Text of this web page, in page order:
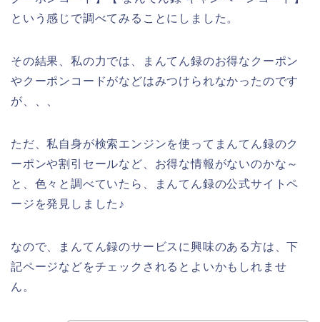
という感じで調べてみることにしました。
その結果、私の力では、まんてん録のお得なクーポン
やクーポンコードがなどはみつけられなかったのです
が、、、
ただ、私自身が検索エンジンを使ってまんてん録のク
ーポンや割引セールなど、お得な情報がないのかな～
と、色々と調べていたら、まんてん録の公式サイトペ
ージを発見しました♪
なので、まんてん録のサービスに興味のある方は、下
記ページなどをチェックされるとよいかもしれませ
ん。